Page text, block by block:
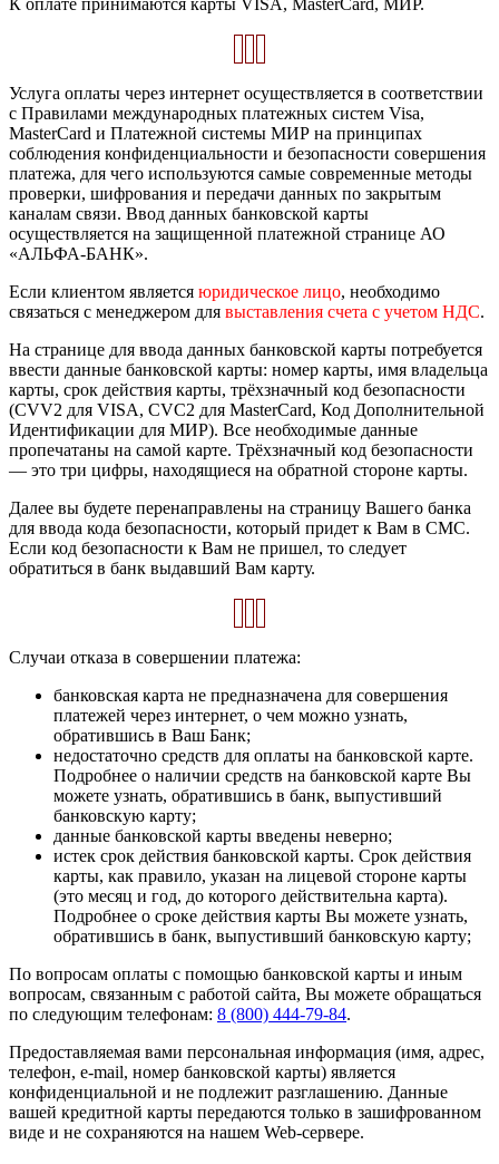
К оплате принимаются карты VISA, MasterCard, МИР.
Услуга оплаты через интернет осуществляется в соответствии
с Правилами международных платежных систем Visa,
MasterCard и Платежной системы МИР на принципах
соблюдения конфиденциальности и безопасности совершения
платежа, для чего используются самые современные методы
проверки, шифрования и передачи данных по закрытым
каналам связи. Ввод данных банковской карты
осуществляется на защищенной платежной странице АО
«АЛЬФА-БАНК».
Если клиентом является юридическое лицо, необходимо
связаться с менеджером для выставления счета с учетом НДС.
На странице для ввода данных банковской карты потребуется
ввести данные банковской карты: номер карты, имя владельца
карты, срок действия карты, трёхзначный код безопасности
(CVV2 для VISA, CVC2 для MasterCard, Код Дополнительной
Идентификации для МИР). Все необходимые данные
пропечатаны на самой карте. Трёхзначный код безопасности
— это три цифры, находящиеся на обратной стороне карты.
Далее вы будете перенаправлены на страницу Вашего банка
для ввода кода безопасности, который придет к Вам в СМС.
Если код безопасности к Вам не пришел, то следует
обратиться в банк выдавший Вам карту.
Случаи отказа в совершении платежа:
банковская карта не предназначена для совершения
платежей через интернет, о чем можно узнать,
обратившись в Ваш Банк;
недостаточно средств для оплаты на банковской карте.
Подробнее о наличии средств на банковской карте Вы
можете узнать, обратившись в банк, выпустивший
банковскую карту;
данные банковской карты введены неверно;
истек срок действия банковской карты. Срок действия
карты, как правило, указан на лицевой стороне карты
(это месяц и год, до которого действительна карта).
Подробнее о сроке действия карты Вы можете узнать,
обратившись в банк, выпустивший банковскую карту;
По вопросам оплаты с помощью банковской карты и иным
вопросам, связанным с работой сайта, Вы можете обращаться
по следующим телефонам: 8 (800) 444-79-84.
Предоставляемая вами персональная информация (имя, адрес,
телефон, e-mail, номер банковской карты) является
конфиденциальной и не подлежит разглашению. Данные
вашей кредитной карты передаются только в зашифрованном
виде и не сохраняются на нашем Web-сервере.